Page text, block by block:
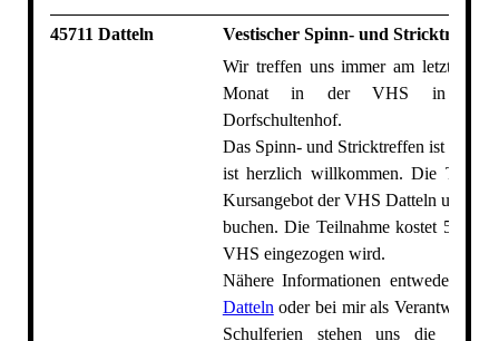
45711 Datteln
Vestischer Spinn- und Stricktreff
Wir treffen uns immer am letzten
Monat in der VHS in
Dorfschultenhof.
Das Spinn- und Stricktreffen ist offen
ist herzlich willkommen. Die
Kursangebot der VHS Datteln und
buchen. Die Teilnahme kostet 5 €,
VHS eingezogen wird.
Nähere Informationen entweder bei
Datteln oder bei mir als
Schulferien stehen uns die